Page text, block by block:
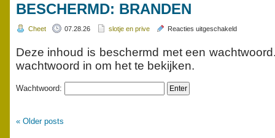
BESCHERMD: BRANDEN
Cheet 07.28.26 slotje en prive Reacties uitgeschakeldvoor
branden
Deze inhoud is beschermd met een
wachtwoord in om het te bekijken.
Wachtwoord:
« Older posts